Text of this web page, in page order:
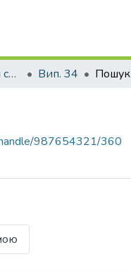
Управління розвитком складних систем Вип. 34 Пошук
987654321/360